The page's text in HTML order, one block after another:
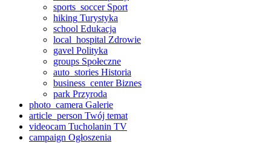
sports_soccerSport
hiking Turystyka
school Edukacja
local_hospital Zdrowie
gavel Polityka
groups Społeczne
auto_stories Historia
business_centerBiznes
park Przyroda
photo_camera Galerie
article_person Twój temat
videocam Tucholanin TV
campaign Ogłoszenia